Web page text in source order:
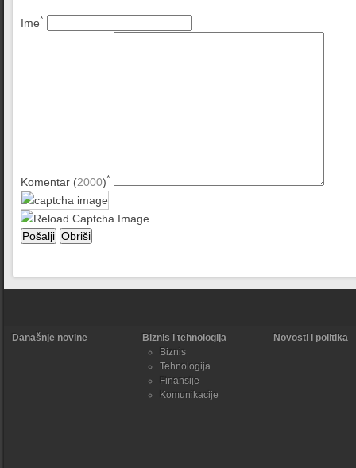
Ime*
Komentar (2000)*
Današnje novine
Biznis i tehnologija
Biznis
Tehnologija
Finansije
Komunikacije
Novosti i politika